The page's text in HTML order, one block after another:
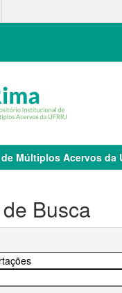
Múltiplos Acervos da
Busca